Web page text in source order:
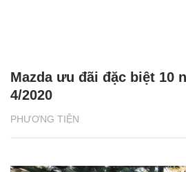
PHƯƠNG TIỆN
Mazda ưu đãi đặc biệt 10
4/2020